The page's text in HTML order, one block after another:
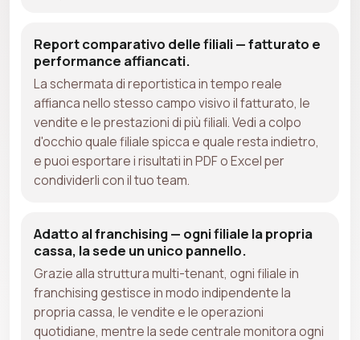
Report comparativo delle filiali — fatturato e
performance affiancati.
La schermata di reportistica in tempo reale
affianca nello stesso campo visivo il fatturato, le
vendite e le prestazioni di più filiali. Vedi a colpo
d'occhio quale filiale spicca e quale resta indietro,
e puoi esportare i risultati in PDF o Excel per
condividerli con il tuo team.
Adatto al franchising — ogni filiale la propria
cassa, la sede un unico pannello.
Grazie alla struttura multi-tenant, ogni filiale in
franchising gestisce in modo indipendente la
propria cassa, le vendite e le operazioni
quotidiane, mentre la sede centrale monitora ogni